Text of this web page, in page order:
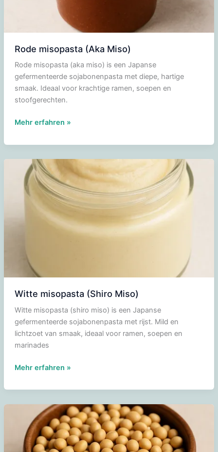
Rode misopasta (Aka Miso)
Rode misopasta (aka miso) is een Japanse
gefermenteerde sojabonenpasta met diepe, hartige
smaak. Ideaal voor krachtige ramen, soepen en
stoofgerechten.
Rode
(Aka
Miso)
Mehr erfahren »
Witte misopasta (Shiro Miso)
Witte misopasta (shiro miso) is een Japanse
gefermenteerde sojabonenpasta met rijst. Mild en
lichtzoet van smaak, ideaal voor ramen, soepen en
marinades
Witte
(Shiro
Miso)
Mehr erfahren »